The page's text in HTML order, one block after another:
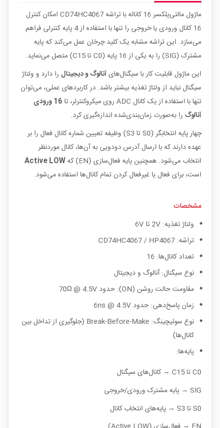
ماژول مالتی‌پلکسر 16 کاناله با تراشه CD74HC4067 امکان کنترل
16 کانال ورودی یا خروجی را تنها با استفاده از 4 پایه کنترلی فراهم
می‌سازد. این تراشه مشابه یک کلید چرخان عمل می‌کند که پایه
مشترک (SIG) را به یکی از 16 پایه (C0 تا C15) متصل می‌نماید.
این ماژول قابلیت کار با سیگنال‌هایآنالوگ و دیجیتال را دارد و ولتاژ
سیگنال نباید از ولتاژ تغذیه بیشتر باشد. در کاربردهای عملی، می‌توان
تنها با استفاده از یک کانال ADC روی میکروکنترلر، تا
16 ورودی
آنالوگ را به‌صورت زمان‌بندی‌شده اندازه‌گیری کرد.
چهار پایه انتخابگر (S0 تا S3) وظیفه تعیین شماره کانال فعال را بر
عهده دارند که با ارسال آدرس دودویی به آن‌ها، کانال موردنظر
انتخاب می‌شود. همچنین پایه فعال‌سازی (EN) که
Active LOW
است، برای فعال یا غیرفعال کردن تمام کانال‌ها استفاده می‌شود.
مشخصات
ولتاژ تغذیه: 2V تا 6V
تراشه: CD74HC4067 / HP4067
تعداد کانال‌ها: 16
نوع سیگنال: آنالوگ و دیجیتال
مقاومت حالت روشن (ON): حدود 70Ω @ 4.5V
زمان پاسخ‌دهی: حدود 6ns @ 4.5V
نوع سوئیچینگ: Break-Before-Make (جلوگیری از تداخل بین
کانال‌ها)
پایه‌ها:
C0 تا C15 → کانال‌های سیگنال
SIG → پایه مشترک ورودی/خروجی
S0 تا S3 → پایه‌های انتخاب کانال